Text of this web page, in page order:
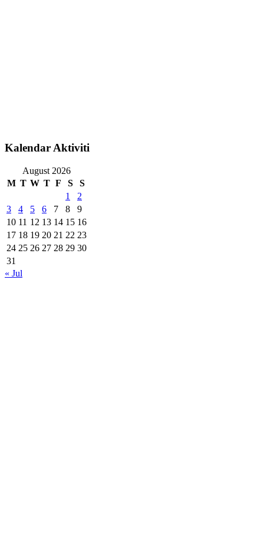
Kalendar Aktiviti
August 2026
M T W T F S
S
1
2
3
4 5 6 7 8
9
10 11 12 13 14 15 16
17 18 19 20 21 22 23
24 25 26 27 28 29 30
31
« Jul